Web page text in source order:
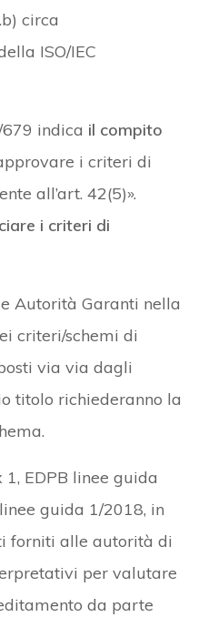
circa
ISO/IEC
indica il compito
i criteri di
all’art. 42(5)».
i criteri di
Autorità Garanti nella
criteri/schemi di
via via dagli
titolo richiederanno la
EDPB linee guida
guida 1/2018, in
forniti alle autorità di
per valutare
da parte